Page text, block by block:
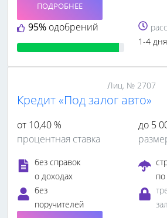
95% одобрений
ПОДРОБНЕЕ
1-4 дня
Лиц. № 2707
Кредит «Под залог авто»
от 10,40 %
процентная ставка
до 5
без справок
о доходах
без
поручителей